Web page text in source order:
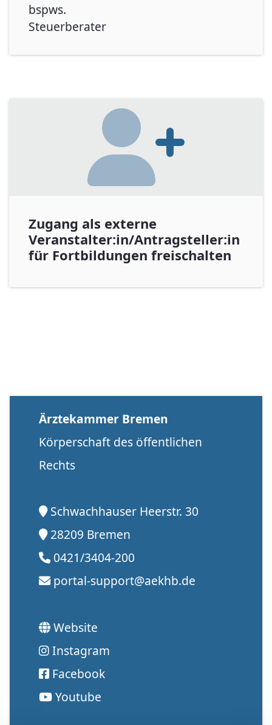
bspws.
Steuerberater
Zugang als externe
Veranstalter:in/Antragsteller:in
für Fortbildungen freischalten
Ärztekammer Bremen
Körperschaft des öffentlichen
Rechts
Schwachhauser Heerstr. 30
28209 Bremen
0421/3404-200
portal-support@aekhb.de
Website
Instagram
Facebook
Youtube